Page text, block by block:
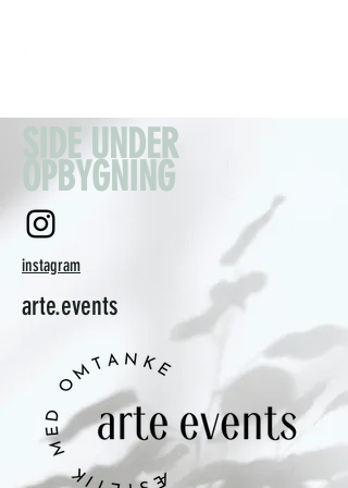
SIDE UNDER
OPBYGNING
instagram
arte.events